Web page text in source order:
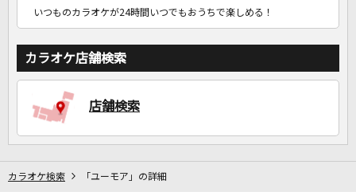
いつものカラオケが24時間いつでもおうちで楽しめる！
カラオケ店舗検索
店舗検索
カラオケ検索 「ユーモア」の詳細